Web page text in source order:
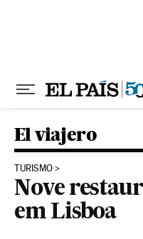
El viajero
TURISMO
Nove
em Lisboa